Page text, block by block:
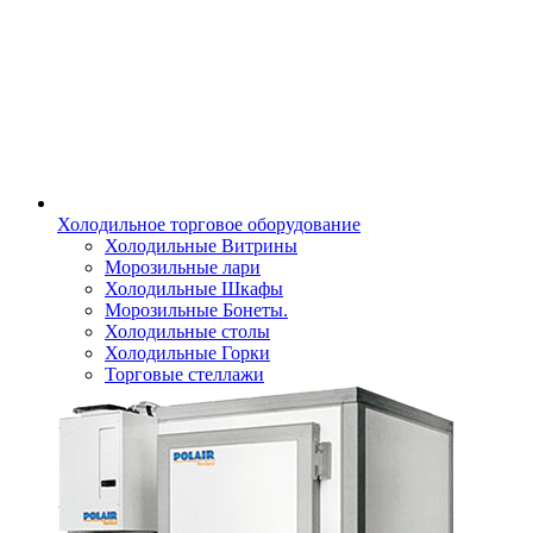
Холодильное торговое оборудование
Холодильные Витрины
Морозильные лари
Холодильные Шкафы
Морозильные Бонеты.
Холодильные столы
Холодильные Горки
Торговые стеллажи